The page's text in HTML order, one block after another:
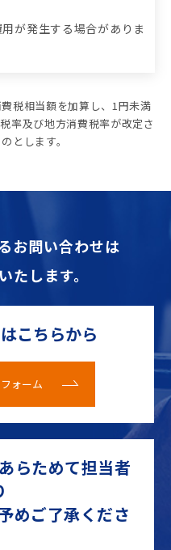
が発生する場合がありま
税相当額を加算し、1円未満
率及び地方消費税率が改定さ
とします。
お問い合わせは
たします。
こちらから
ォーム
らためて担当者
めご了承くださ